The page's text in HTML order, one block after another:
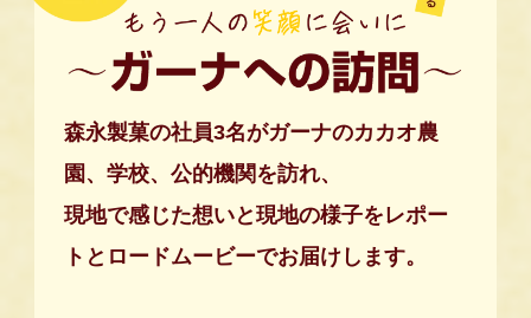
森永製菓の社員3名がガーナのカカオ農
園、学校、公的機関を訪れ、
現地で感じた想いと現地の様子をレポー
トとロードムービーでお届けします。